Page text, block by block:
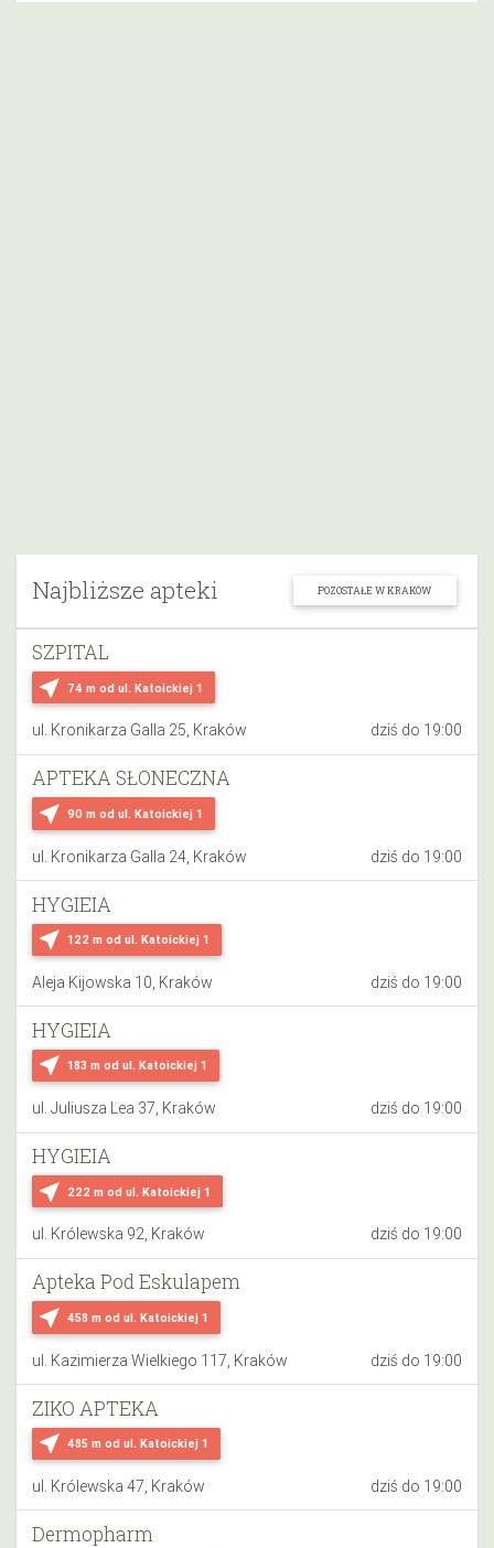
Najbliższe apteki POZOSTAŁE W KRAKÓW
near_me 74 m od ul. Katoickiej 1
SZPITAL
ul. Kronikarza Galla 25, Kraków dziś do 19:00
near_me 90 m od ul. Katoickiej 1
APTEKA SŁONECZNA
ul. Kronikarza Galla 24, Kraków dziś do 19:00
near_me 122 m od ul. Katoickiej 1
HYGIEIA
Aleja Kijowska 10, Kraków dziś do 19:00
near_me 183 m od ul. Katoickiej 1
HYGIEIA
ul. Juliusza Lea 37, Kraków dziś do 19:00
near_me 222 m od ul. Katoickiej 1
HYGIEIA
ul. Królewska 92, Kraków dziś do 19:00
near_me 458 m od ul. Katoickiej 1
Apteka Pod Eskulapem
ul. Kazimierza Wielkiego 117, Kraków dziś do 19:00
near_me 485 m od ul. Katoickiej 1
ZIKO APTEKA
ul. Królewska 47, Kraków dziś do 19:00
Dermopharm